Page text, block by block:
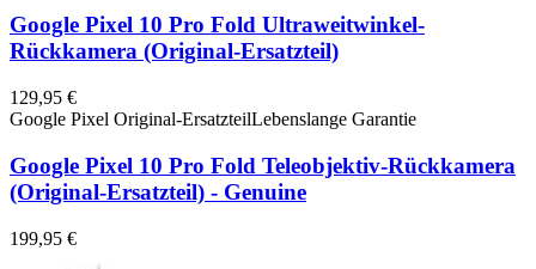
Google Pixel 10 Pro Fold Ultraweitwinkel-
Rückkamera (Original-Ersatzteil)
129,95 €
Google Pixel Original-ErsatzteilLebenslange Garantie
Google Pixel 10 Pro Fold Teleobjektiv-Rückkamera
(Original-Ersatzteil) - Genuine
199,95 €